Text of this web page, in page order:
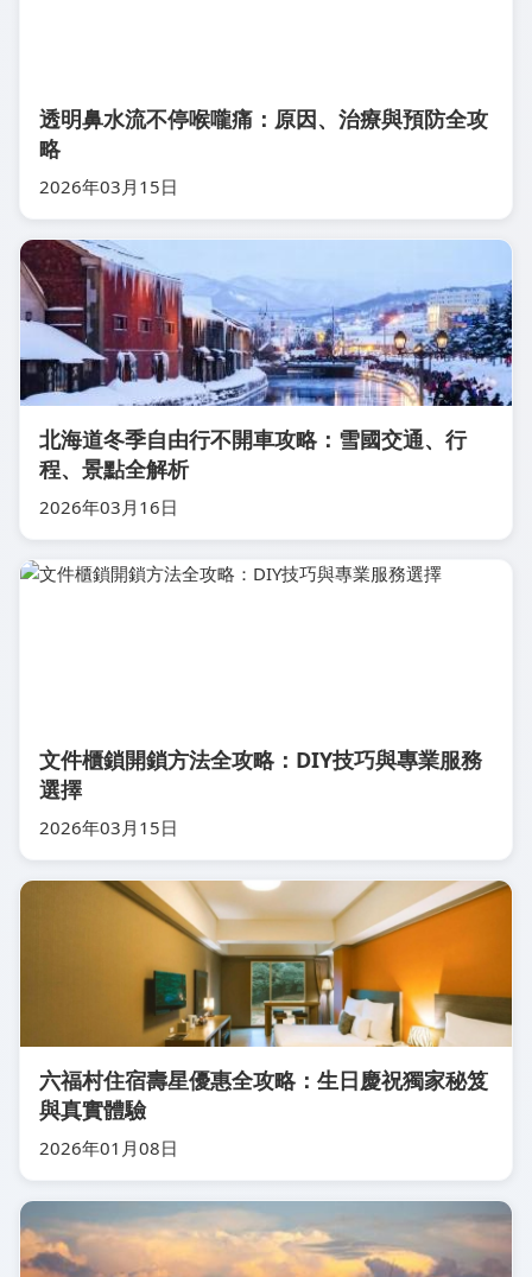
透明鼻水流不停喉嚨痛：原因、治療與預防全攻
略
2026年03月15日
北海道冬季自由行不開車攻略：雪國交通、行
程、景點全解析
2026年03月16日
文件櫃鎖開鎖方法全攻略：DIY技巧與專業服務
選擇
2026年03月15日
六福村住宿壽星優惠全攻略：生日慶祝獨家秘笈
與真實體驗
2026年01月08日